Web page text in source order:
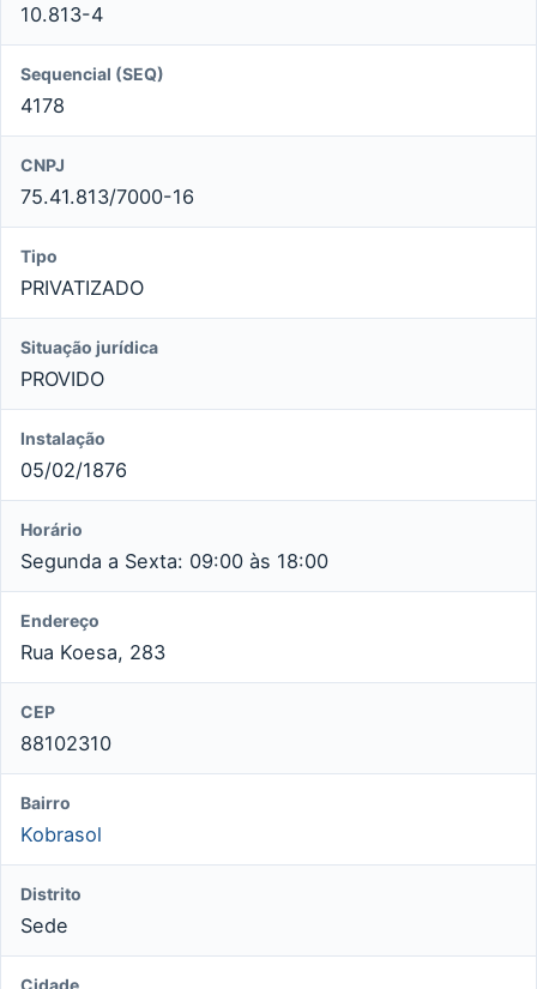
10.813-4
Sequencial (SEQ)
4178
CNPJ
75.41.813/7000-16
Tipo
PRIVATIZADO
Situação jurídica
PROVIDO
Instalação
05/02/1876
Horário
Segunda a Sexta: 09:00 às 18:00
Endereço
Rua Koesa, 283
CEP
88102310
Bairro
Kobrasol
Distrito
Sede
Cidade